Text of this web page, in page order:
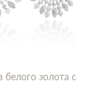
белого золота с